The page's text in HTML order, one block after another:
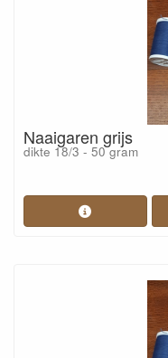
Naaigaren grijs
dikte 18/3 - 50 gram